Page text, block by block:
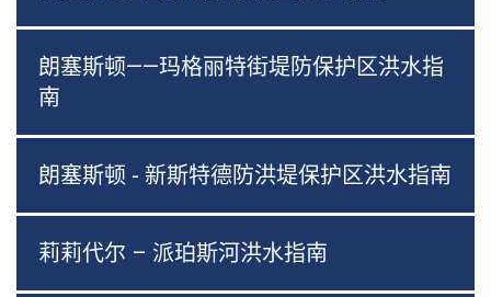
朗塞斯顿——玛格丽特街堤防保护区洪水指
南
朗塞斯顿 - 新斯特德防洪堤保护区洪水指南
莉莉代尔 – 派珀斯河洪水指南